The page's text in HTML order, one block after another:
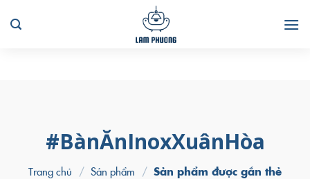
to
#BànĂnInoxXuânHòa
Trang chủ / Sản phẩm / Sản phẩm được gắn thẻ